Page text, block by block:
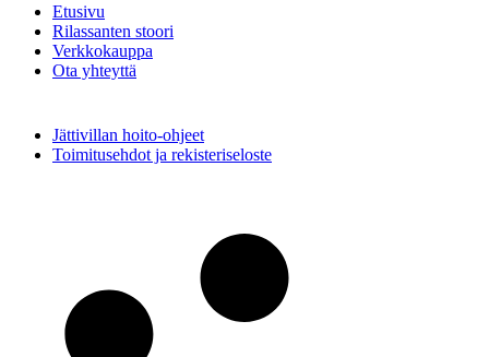
Etusivu
Rilassanten stoori
Verkkokauppa
Ota yhteyttä
Jättivillan hoito-ohjeet
Toimitusehdot ja rekisteriseloste